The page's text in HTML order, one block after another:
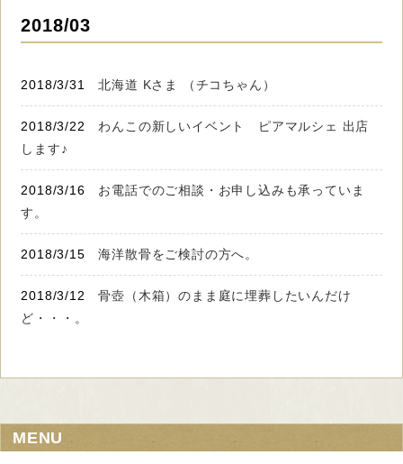
2018/03
2018/3/31 北海道 Kさま （チコちゃん）
2018/3/22
わんこの新しいイベント ピアマルシェ 出店
します♪
2018/3/16
お電話でのご相談・お申し込みも承っていま
す。
2018/3/15 海洋散骨をご検討の方へ。
2018/3/12
骨壺（木箱）のまま庭に埋葬したいんだけ
ど・・・。
MENU